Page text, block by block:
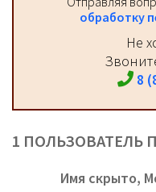
обработку
Не
8
1 ПОЛЬЗОВАТЕЛЬ
Имя скрыто,